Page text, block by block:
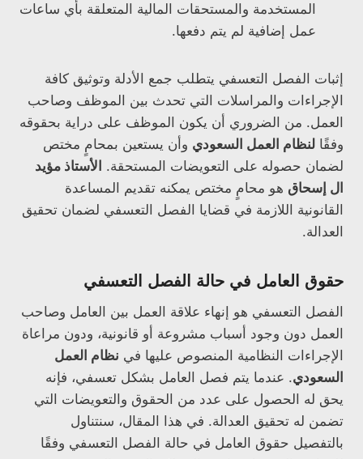
المستخدمة والمستحقات المالية المتعلقة بأي ساعات
عمل إضافية لم يتم دفعها.
إثبات الفصل التعسفي يتطلب جمع الأدلة وتوثيق كافة
الإجراءات والمراسلات التي تحدث بين الموظف وصاحب
العمل. من الضروري أن يكون الموظف على دراية بحقوقه
وفقًا لنظام العمل السعودي وأن يستعين بمحامٍ مختص
لضمان حصوله على التعويضات المستحقة. الأستاذ مؤيد
ال إسحاق هو محامٍ مختص يمكنه تقديم المساعدة
القانونية اللازمة في قضايا الفصل التعسفي لضمان تحقيق
العدالة.
حقوق العامل في حالة الفصل التعسفي
الفصل التعسفي هو إنهاء علاقة العمل بين العامل وصاحب
العمل دون وجود أسباب مشروعة أو قانونية، ودون مراعاة
الإجراءات النظامية المنصوص عليها في نظام العمل
السعودي. عندما يتم فصل العامل بشكل تعسفي، فإنه
يحق له الحصول على عدد من الحقوق والتعويضات التي
تضمن له تحقيق العدالة. في هذا المقال، سنتناول
بالتفصيل حقوق العامل في حالة الفصل التعسفي وفقًا